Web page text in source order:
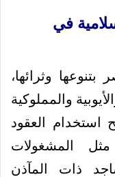
في
وثرائها،
والمملوكية
استخدام العقود
مثل المشغولات
ذات المآذن